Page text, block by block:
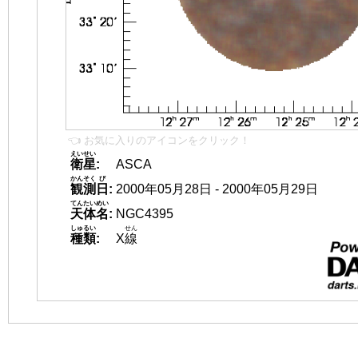
👈 お気に入りのアイコンをクリック！
衛星
えいせい
:
ASCA
観測
かんそく
日
び
: 2000年05月28日 - 2000年05月29日
天体名
てんたいめい
: NGC4395
種類
しゅるい
: X線
せん